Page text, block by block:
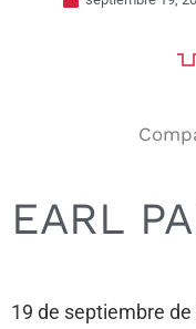
EARL
19 de septiembre